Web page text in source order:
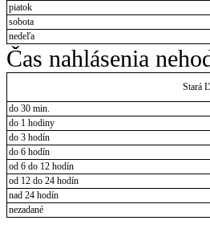
piatok
sobota
nedeľa
Čas nahlásenia
Stará
do 30 min.
do 1 hodiny
do 3 hodín
do 6 hodín
od 6 do 12 hodín
od 12 do 24 hodín
nad 24 hodín
nezadané